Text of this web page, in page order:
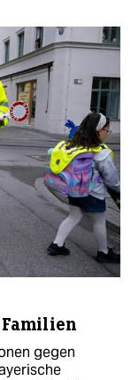
gegen